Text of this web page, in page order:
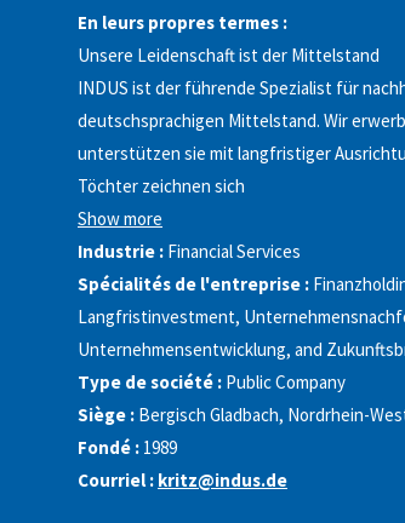
En leurs propres termes :
Unsere Leidenschaft ist der Mittelstand
INDUS ist der führende Spezialist für
deutschsprachigen Mittelstand. Wir
unterstützen sie mit langfristiger
Töchter zeichnen sich
Show more
Industrie : Financial Services
Spécialités de l'entreprise :
Langfristinvestment,
Unternehmensentwicklung, and
Type de société : Public Company
Siège : Bergisch Gladbach, Nordrhein-
Fondé : 1989
Courriel : kritz@indus.de